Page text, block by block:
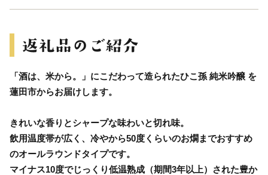
「酒は、米から。」にこだわって造られたひこ孫 純米吟醸 を
蓮田市からお届けします。
きれいな香りとシャープな味わいと切れ味。
飲用温度帯が広く、冷やから50度くらいのお燗までおすすめ
のオールラウンドタイプです。
マイナス10度でじっくり低温熟成（期間3年以上）された豊か